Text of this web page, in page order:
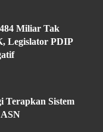
Miliar Tak
Legislator PDIP
Terapkan Sistem